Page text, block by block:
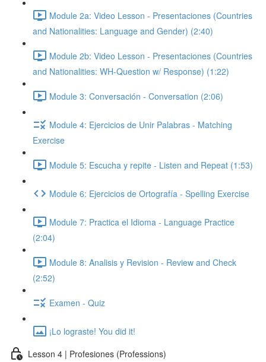
Module 2a: Video Lesson - Presentaciones (Countries
and Nationalities: Language and Gender) (2:40)
Module 2b: Video Lesson - Presentaciones (Countries
and Nationalities: WH-Question w/ Response) (1:22)
Module 3: Conversación - Conversation (2:06)
Module 4: Ejercicios de Unir Palabras - Matching
Exercise
Module 5: Escucha y repite - Listen and Repeat (1:53)
Module 6: Ejercicios de Ortografía - Spelling Exercise
Module 7: Practica el Idioma - Language Practice
(2:04)
Module 8: Analisis y Revision - Review and Check
(2:52)
Examen - Quiz
¡Lo lograste! You did it!
Lesson 4 | Profesiones (Professions)